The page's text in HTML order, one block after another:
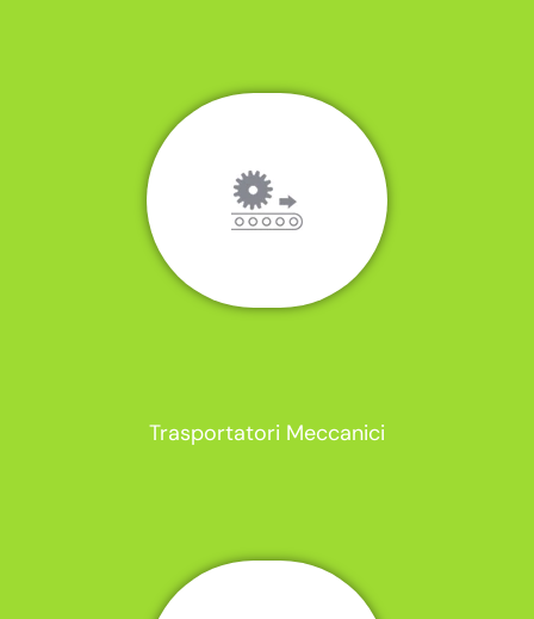
Trasportatori Meccanici